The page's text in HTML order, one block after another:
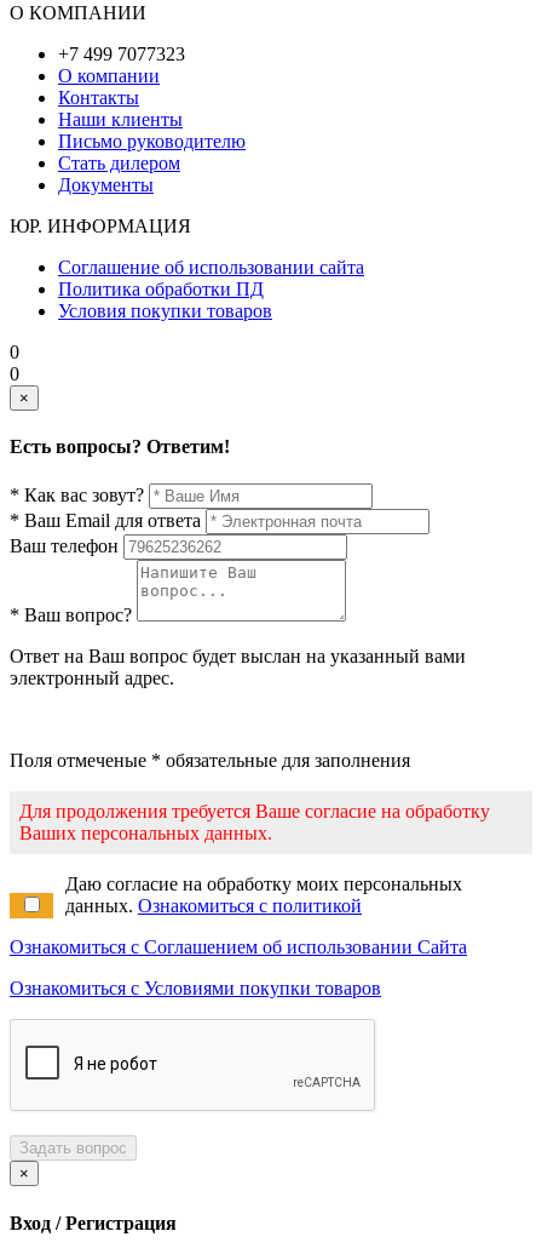
О КОМПАНИИ
+7 499 7077323
О компании
Контакты
Наши клиенты
Письмо руководителю
Стать дилером
Документы
ЮР. ИНФОРМАЦИЯ
Соглашение об использовании сайта
Политика обработки ПД
Условия покупки товаров
0
0
×
Есть вопросы? Ответим!
* Как вас зовут?
* Ваш Email для ответа
Ваш телефон
* Ваш вопрос?
Ответ на Ваш вопрос будет выслан на указанный вами
электронный адрес.
Поля отмеченые * обязательные для заполнения
Для продолжения требуется Ваше согласие на обработку
Ваших персональных данных.
Даю согласие на обработку моих персональных
данных. Ознакомиться с политикой
Ознакомиться с Соглашением об использовании Сайта
Ознакомиться с Условиями покупки товаров
Задать вопрос
×
Вход / Регистрация